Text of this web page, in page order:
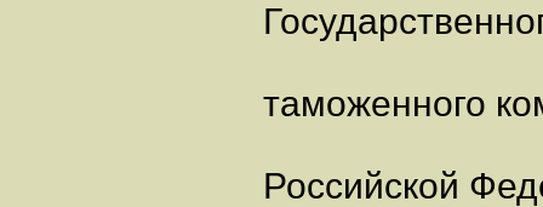
таможенного
Российской